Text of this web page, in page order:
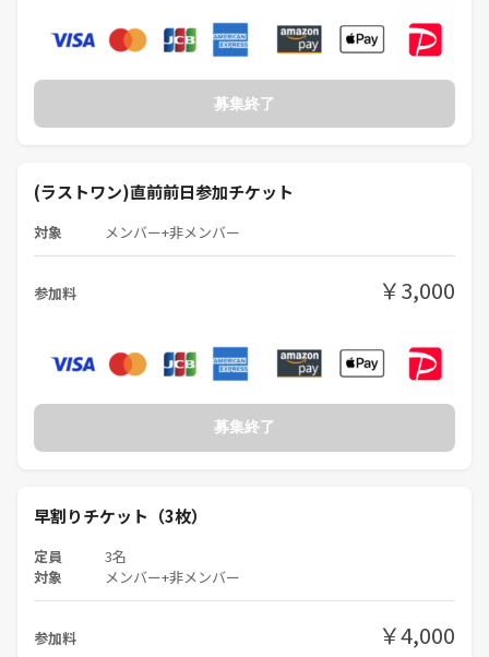
2025年8月9日
六本木駅徒歩1分のスペース
マーダーミステリーを楽しもう
『今年の8月は出会う！』
大人のマダミス会Legacyは
"原点にして頂点！"
最高のマーダーミステリー会
大人の雰囲気で仲良くなろう！
〜はじめにお読みください〜
⚠️PITMILから大切なお願い
れます。
することを最重視しています。
募集終了
(ラストワン)直前前日参加チケット
対象 メンバー+非メンバー
参加料 ￥3,000
募集終了
早割りチケット（3枚）
定員 3名
対象 メンバー+非メンバー
参加料 ￥4,000